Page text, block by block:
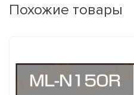
Похожие товары